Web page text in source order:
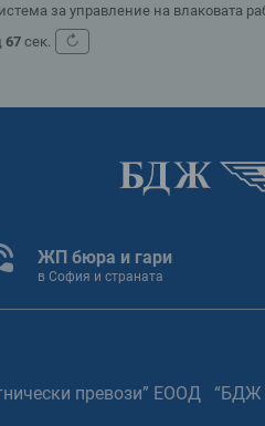
за управление на влаковата
67 сек.
↻
ЖП бюра и гари
в София и страната
превози” ЕООД “БДЖ